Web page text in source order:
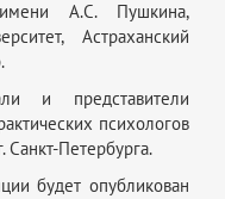
имени А.С. Пушкина,
Астраханский
и представители
психологов
Санкт-Петербурга.
будет опубликован